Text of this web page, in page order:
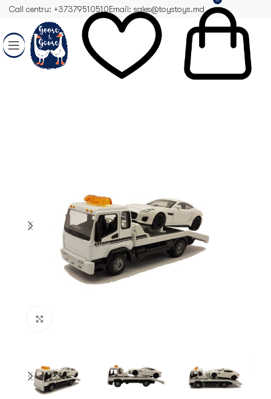
Call centru: +37379510510Email: sales@toystoys.md